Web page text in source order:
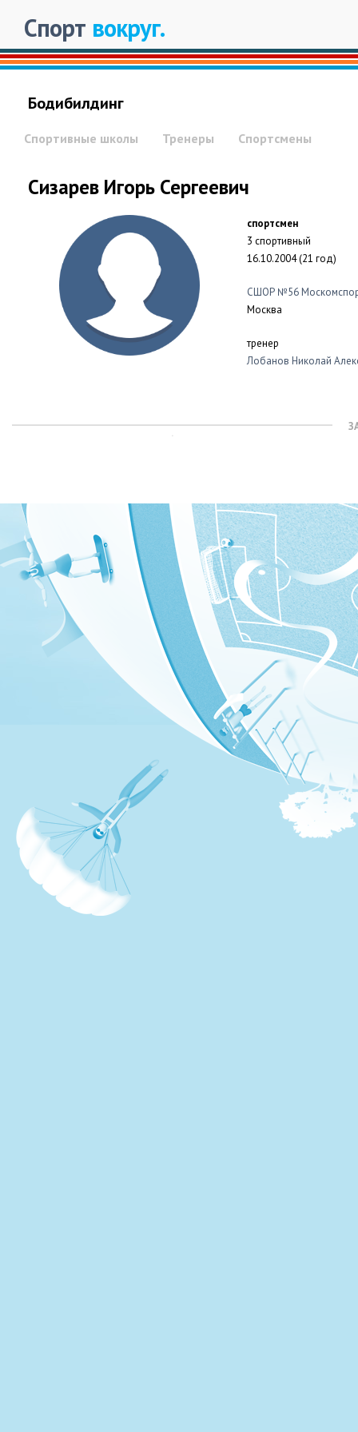
Спорт вокруг.
Бодибилдинг
Спортивные школы Тренеры Спортсмены
Сизарев Игорь Сергеевич
спортсмен
3 спортивный
16.10.2004 (21 год)
СШОР №56
Москва
тренер
Лобанов Николай